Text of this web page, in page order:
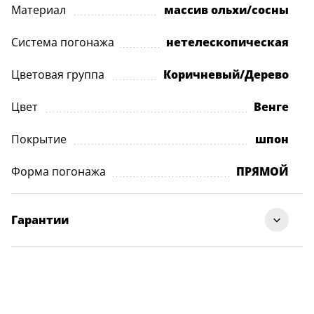
Материал массив ольхи/сосны
Система погонажа нетелескопическая
Цветовая группа Коричневый/Дерево
Цвет Венге
Покрытие шпон
Форма погонажа ПРЯМОЙ
Гарантии